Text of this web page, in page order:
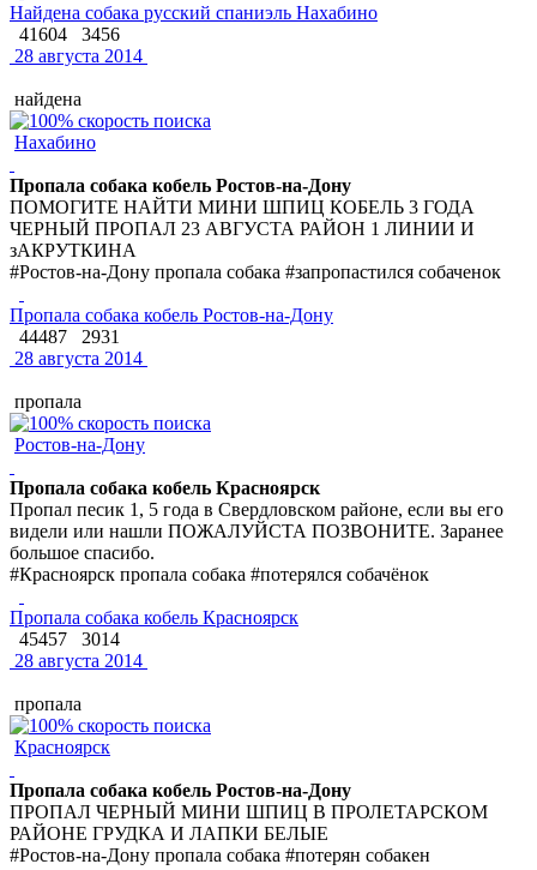
Найдена собака русский спаниэль Нахабино
41604
3456
28 августа 2014
найдена
Нахабино
Пропала собака кобель Ростов-на-Дону
ПОМОГИТЕ НАЙТИ МИНИ ШПИЦ КОБЕЛЬ 3 ГОДА
ЧЕРНЫЙ ПРОПАЛ 23 АВГУСТА РАЙОН 1 ЛИНИИ И
зАКРУТКИНА
#Ростов-на-Дону пропала собака #запропастился собаченок
Пропала собака кобель Ростов-на-Дону
44487
2931
28 августа 2014
пропала
Ростов-на-Дону
Пропала собака кобель Красноярск
Пропал песик 1, 5 года в Свердловском районе, если вы его
видели или нашли ПОЖАЛУЙСТА ПОЗВОНИТЕ. Заранее
большое спасибо.
#Красноярск пропала собака #потерялся собачёнок
Пропала собака кобель Красноярск
45457
3014
28 августа 2014
пропала
Красноярск
Пропала собака кобель Ростов-на-Дону
ПРОПАЛ ЧЕРНЫЙ МИНИ ШПИЦ В ПРОЛЕТАРСКОМ
РАЙОНЕ ГРУДКА И ЛАПКИ БЕЛЫЕ
#Ростов-на-Дону пропала собака #потерян собакен